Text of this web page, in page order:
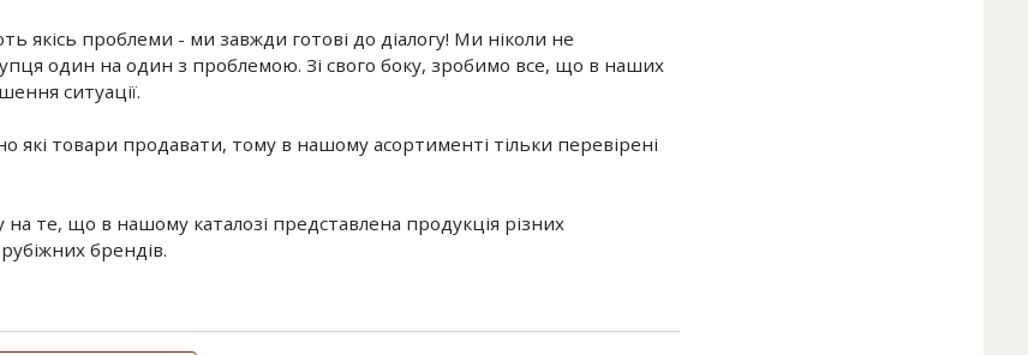
якісь проблеми - ми завжди готові до діалогу! Ми ніколи не
один на один з проблемою. Зі свого боку, зробимо все, що в наших
ситуації.
які товари продавати, тому в нашому асортименті тільки перевірені
на те, що в нашому каталозі представлена ​​продукція різних
брендів.